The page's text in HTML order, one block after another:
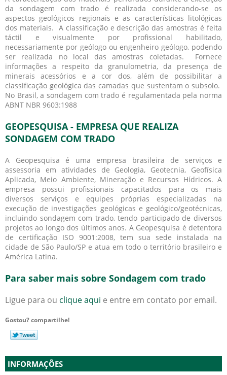
dasondagem com trado é realizada considerando-se os
aspectos geológicos regionais e as características litológicas
dos materiais. A classificação e descrição das amostras é feita
táctil e visualmente por profissional habilitado,
necessariamente por geólogo ou engenheiro geólogo, podendo
ser realizada no local das amostras coletadas. Fornece
informações a respeito da granulometria, da presença de
minerais acessórios e a cor dos, além de possibilitar a
classificação geológica das camadas que sustentam o subsolo.
No Brasil, a sondagem com trado é regulamentada pela norma
ABNT NBR 9603:1988
GEOPESQUISA - EMPRESA QUE REALIZA
SONDAGEM COM TRADO
A Geopesquisa é uma empresa brasileira de serviços e
assessoria em atividades de Geologia, Geotecnia, Geofísica
Aplicada, Meio Ambiente, Mineração e Recursos Hídricos. A
empresa possui profissionais capacitados para os mais
diversos serviços e equipes próprias especializadas na
execução de investigações geológicas e geológico/geotécnicas,
incluindo sondagem com trado, tendo participado de diversos
projetos ao longo dos últimos anos. A Geopesquisa é detentora
de certificação ISO 9001:2008, tem sua sede instalada na
cidade de São Paulo/SP e atua em todo o território brasileiro e
América Latina.
Para saber mais sobre Sondagem com trado
Ligue para ou clique aqui e entre em contato por email.
Gostou? compartilhe!
INFORMAÇÕES